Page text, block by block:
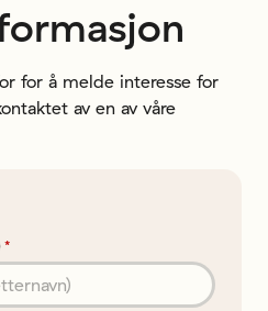
for å melde interesse for
av en av våre
*